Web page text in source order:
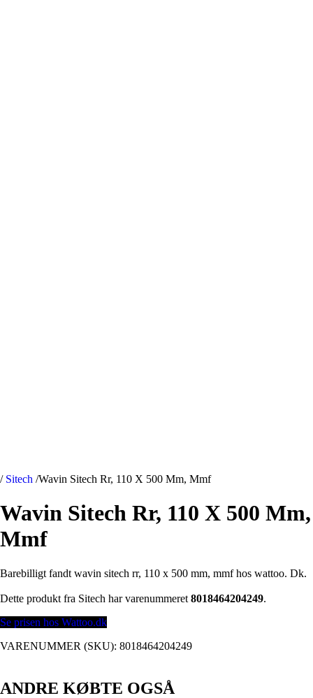
/ Sitech /Wavin Sitech Rr, 110 X 500 Mm, Mmf
Wavin Sitech Rr, 110 X 500 Mm,
Mmf
Barebilligt fandt wavin sitech rr, 110 x 500 mm, mmf hos wattoo. Dk.
Dette produkt fra Sitech har varenummeret 8018464204249.
Se prisen hos Wattoo.dk
VARENUMMER (SKU): 8018464204249
ANDRE KØBTE OGSÅ